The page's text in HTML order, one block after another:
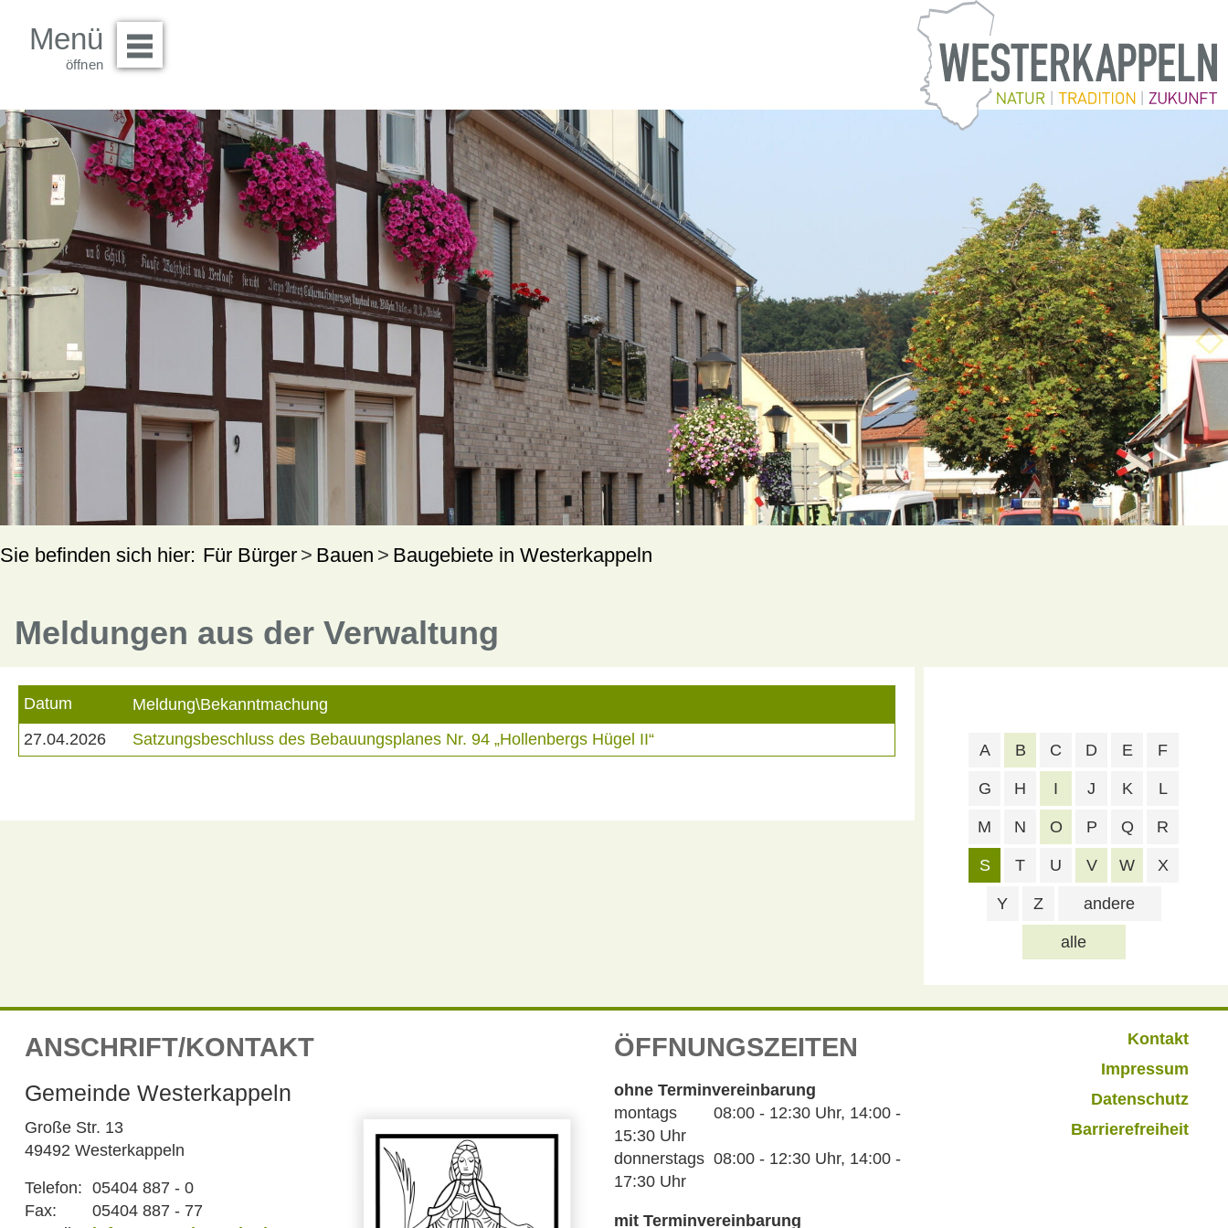
Menü
Für Bürger Bauen Baugebiete in Westerkappeln
Meldungen aus der Verwaltung
Datum
Meldung\Bekanntmachung
27.04.2026
Satzungsbeschluss des Bebauungsplanes Nr. 94 „Hollenbergs Hügel II“
alle
A B C D E F
G H I J K L
M N O P Q R
S T U V W X
Y Z andere
ANSCHRIFT/KONTAKT
Gemeinde Westerkappeln
Große Str. 13
49492 Westerkappeln
Telefon: 05404 887 - 0
Fax:
05404 887 - 77
ÖFFNUNGSZEITEN
ohne Terminvereinbarung
montags 08:00 - 12:30 Uhr, 14:00 -
15:30 Uhr
donnerstags 08:00 - 12:30 Uhr, 14:00 -
17:30 Uhr
mit Terminvereinbarung
Kontakt
Impressum
Datenschutz
Barrierefreiheit